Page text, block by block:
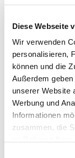
Diese Webseite
Wir verwenden
personalisieren,
können und die
Außerdem
unserer Website
Werbung und
Informationen
zusammen, die